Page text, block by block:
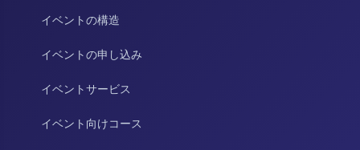
イベントの構造
イベントの申し込み
イベントサービス
イベント向けコース